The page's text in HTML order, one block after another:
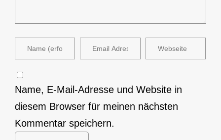
Name, E-Mail-Adresse und Website in
diesem Browser für meinen nächsten
Kommentar speichern.